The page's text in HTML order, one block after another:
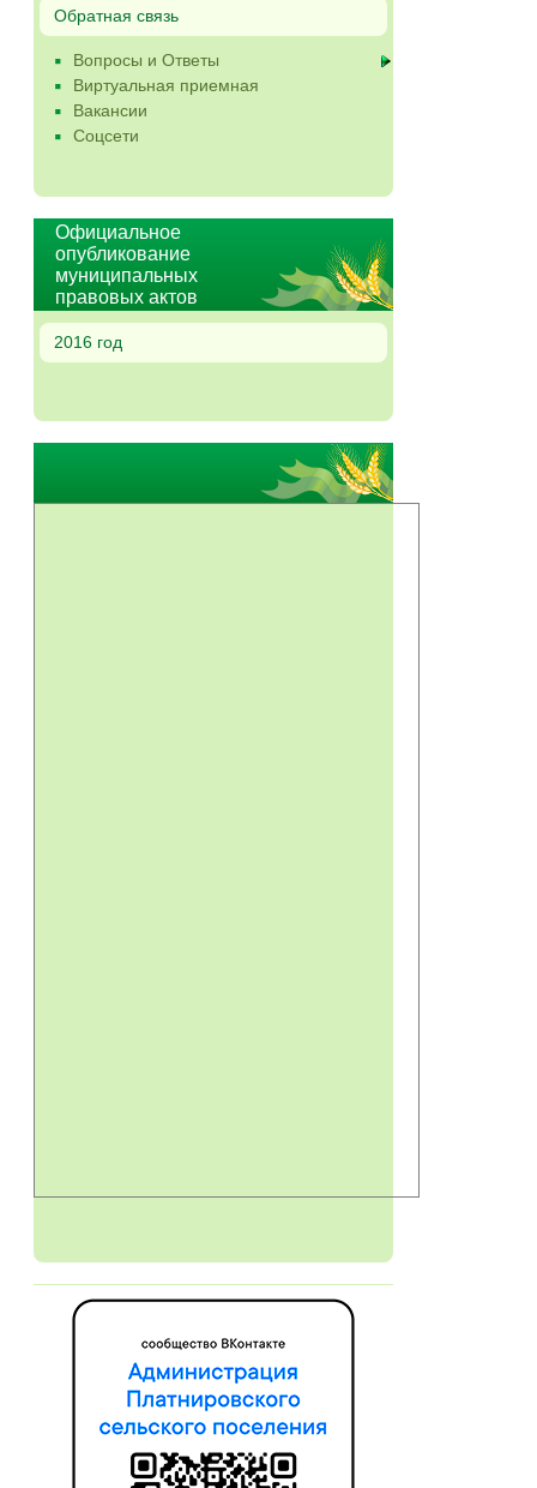
Обратная связь
Вопросы и Ответы
Виртуальная приемная
Вакансии
Соцсети
Официальное
опубликование
муниципальных
правовых актов
2016 год